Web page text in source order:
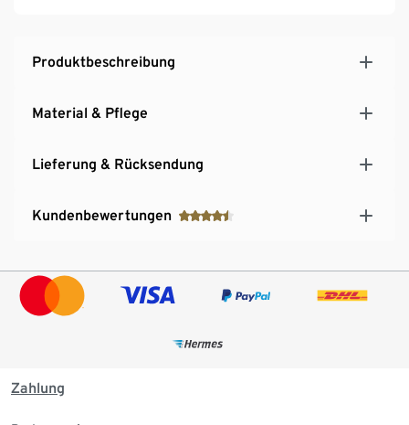
Produktbeschreibung
Material & Pflege
Lieferung & Rücksendung
Kundenbewertungen
Zahlung